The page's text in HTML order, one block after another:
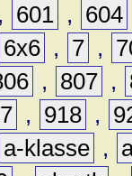
, 601 , 604
6x6 , 7 ,
, 807 ,
, 918 ,
a-klasse ,